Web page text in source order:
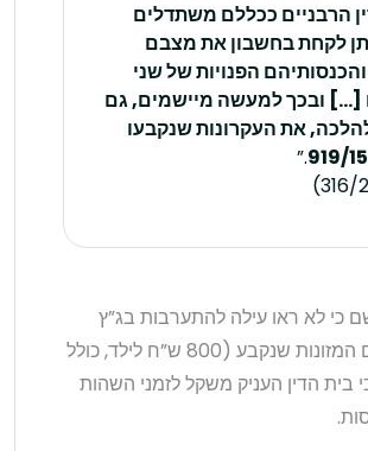
הרבניים ככללם משתדלים
לקחת בחשבון את מצבם
הפנויות של שני
[…] ובכך למעשה מיישמים, גם
את העקרונות שנקבעו
.”
כי לא ראו עילה להתערבות בג”ץ
מאחר שסכום המזונות שנקבע (800 ש”ח לילד, כולל
בית הדין העניק משקל לזמני השהות